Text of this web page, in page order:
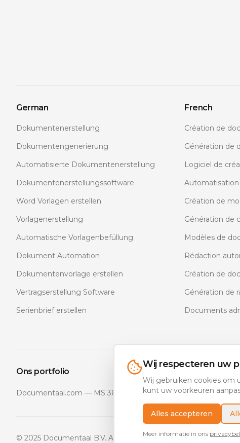
Wij respecteren uw
Wij gebruiken cookies om
kunt uw voorkeuren
Alles accepteren
Meer informatie in ons
German
Dokumentenerstellung
Dokumentengenerierung
Automatisierte Dokumentenerstellung
Dokumentenerstellungssoftware
Word Vorlagen erstellen
Vorlagenerstellung
Automatische Vorlagenbefüllung
Dokument Automation
Dokumentenvorlage erstellen
Vertragserstellung Software
Serienbrief erstellen
French
Création de
Génération de
Logiciel de
Création de
Génération de
Modèles de
Rédaction
Création de
Génération de
Documents
Ons portfolio
Documentaal.com — MS 365 Document Automation (EN)
© 2025 Documentaal B.V. Alle rechten voorbehouden.